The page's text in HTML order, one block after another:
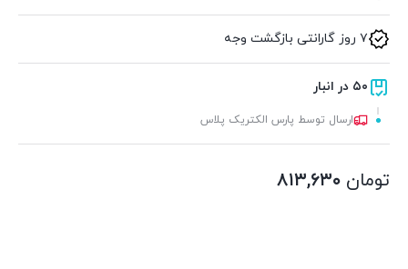
۷ روز گارانتی بازگشت وجه
۵۰ در انبار
ارسال توسط پارس الکتریک پلاس
تومان